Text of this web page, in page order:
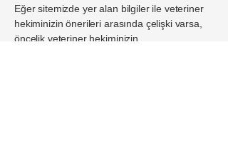
Eğer sitemizde yer alan bilgiler ile veteriner
hekiminizin önerileri arasında çelişki varsa,
öncelik veteriner hekiminizin